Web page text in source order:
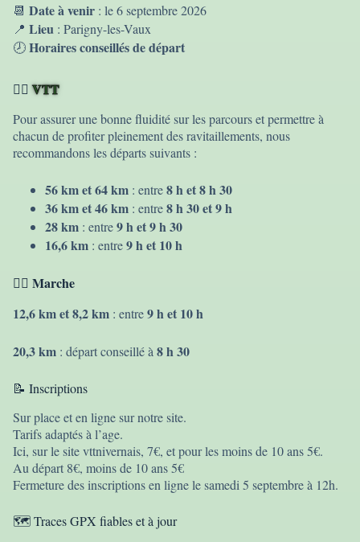
📆 Date à venir : le 6 septembre 2026
📍 Lieu : Parigny-les-Vaux
🕗Horaires conseillés de départ
🚵‍♂️VTT
Pour assurer une bonne fluidité sur les parcours et permettre à
chacun de profiter pleinement des ravitaillements, nous
recommandons les départs suivants :
56 km et 64 km : entre8 h et 8 h 30
36 km et 46 km : entre8 h 30 et 9 h
28 km : entre9 h et 9 h 30
16,6 km : entre9 h et 10 h
🚶‍♀️ Marche
12,6 km et 8,2 km : entre9 h et 10 h
20,3 km : départ conseillé à 8 h 30
📝 Inscriptions
Sur place et en ligne sur notre site.
Tarifs adaptés à l’age.
Ici, sur le site vttnivernais, 7€, et pour les moins de 10 ans 5€.
Au départ 8€, moins de 10 ans 5€
Fermeture des inscriptions en ligne le samedi 5 septembre à 12h.
🗺️ Traces GPX fiables et à jour